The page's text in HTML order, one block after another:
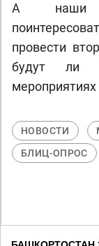
А наши
провести
будут ли
НОВОСТИ
БЛИЦ-ОПРОС